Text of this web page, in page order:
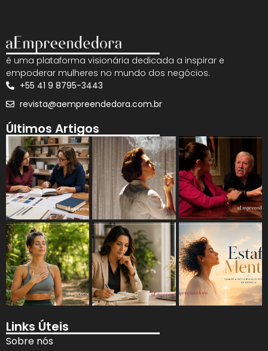
é uma plataforma visionária dedicada a inspirar e
empoderar mulheres no mundo dos negócios.
+55 41 9 8795-3443
revista@aempreendedora.com.br
Últimos Artigos
Links Úteis
Sobre nós